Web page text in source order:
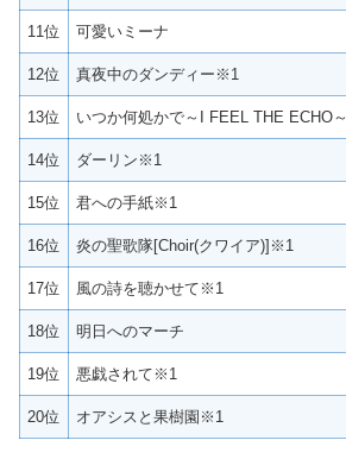
11位 可愛いミーナ
12位 真夜中のダンディー※1
13位 いつか何処かで～I FEEL THE ECHO～
14位 ダーリン※1
15位 君への手紙※1
16位 炎の聖歌隊[Choir(クワイア)]※1
17位 風の詩を聴かせて※1
18位 明日へのマーチ
19位 悪戯されて※1
20位 オアシスと果樹園※1